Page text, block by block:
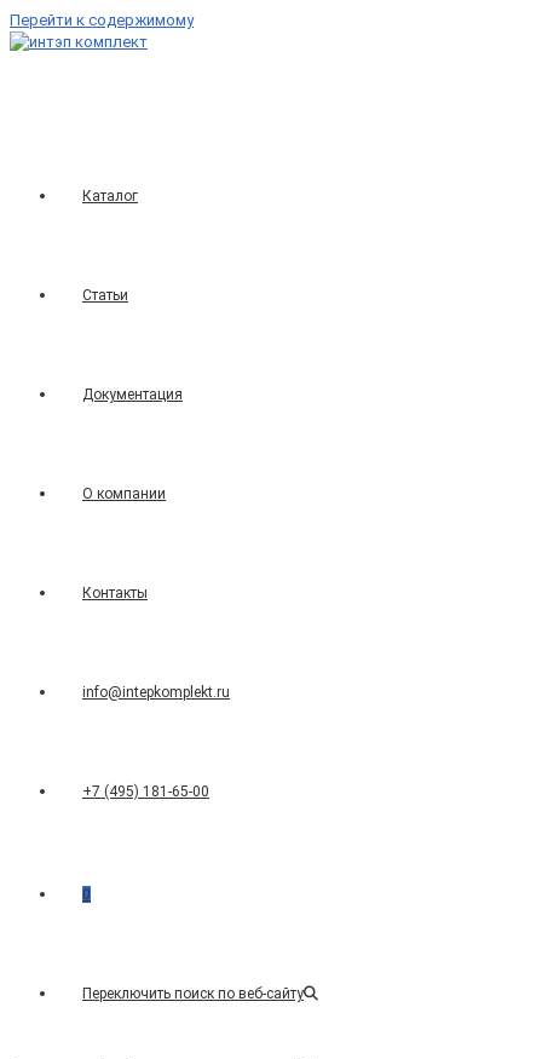
Перейти к содержимому
Каталог
Статьи
Документация
О компании
Контакты
info@intepkomplekt.ru
+7 (495) 181-65-00
0
Переключить поиск по веб-сайту